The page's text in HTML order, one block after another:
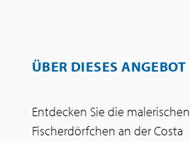
ÜBER DIESES ANGEBOT
Entdecken Sie die malerischen
Fischerdörfchen an der Costa